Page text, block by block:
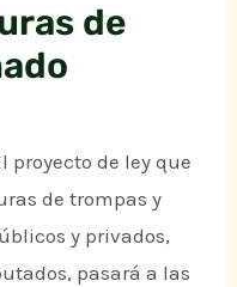
de
proyecto de ley que
de trompas y
y privados,
pasará a las